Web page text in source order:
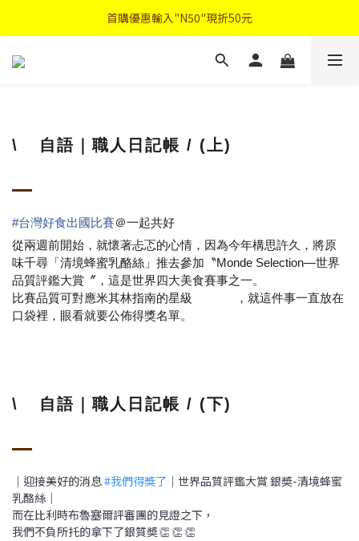
首購優惠輸入"N50"現折50元
首購優惠輸入"N50"現折50元
註冊會員登入"免費領取會員禮"
\ 自語｜職人日記帳 / (上)
#台灣好食出國比賽＠一起共好
從兩週前開始，就懷著忐忑的心情，因為今年構思許久，將原
味千尋「清境蜂蜜乳酪絲」推去參加〝Monde Selection—世界
品質評鑑大賞〞，這是世界四大美食賽事之一。
比賽品質可對應米其林指南的星級
，就這件事一直放在
口袋裡，眼看就要公佈得獎名單。
\ 自語｜職人日記帳 / (下)
｜迎接美好的消息#我們得獎了 ｜世界品質評鑑大賞 銀奬-清境蜂蜜
乳酪絲｜
而在比利時布魯塞爾評審團的見證之下，
我們不負所托的拿下了銀質奬👏 👏 👏